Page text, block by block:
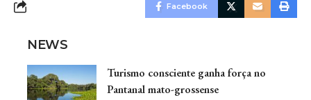
Facebook
NEWS
Turismo consciente ganha força no
Pantanal mato-grossense